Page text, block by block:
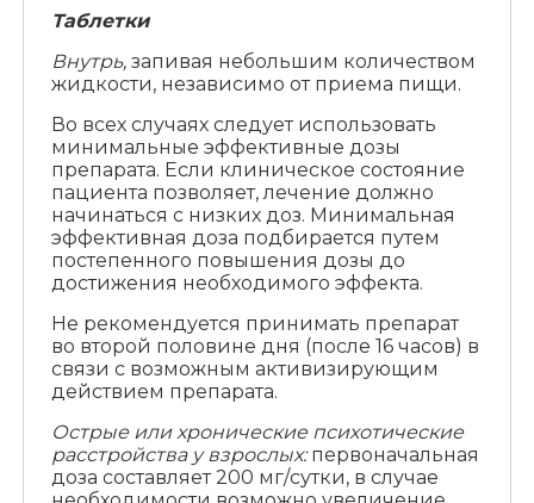
Таблетки
Внутрь,запивая небольшим количеством
жидкости, независимо от приема пищи.
Во всех случаях следует использовать
минимальные эффективные дозы
препарата. Если клиническое состояние
пациента позволяет, лечение должно
начинаться с низких доз. Минимальная
эффективная доза подбирается путем
постепенного повышения дозы до
достижения необходимого эффекта.
Не рекомендуется принимать препарат
во второй половине дня (после 16 часов) в
связи с возможным активизирующим
действием препарата.
Острые или хронические психотические
расстройства у взрослых:первоначальная
доза составляет 200 мг/сутки, в случае